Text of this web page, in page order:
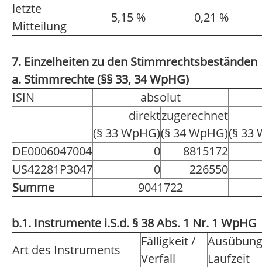
letzte
Mitteilung
5,15 % 0,21 %
7. Einzelheiten zu den Stimmrechtsbeständen
a. Stimmrechte (§§ 33, 34 WpHG)
ISIN
absolut
direkt
(§ 33 WpHG)
zugerechnet
(§ 34 WpHG)(§ 33
DE0006047004
0
8815172
US42281P3047
0
226550
Summe
9041722
b.1. Instrumente i.S.d. § 38 Abs. 1 Nr. 1 WpHG
Art des Instruments
Fälligkeit /
Verfall
Laufzeit